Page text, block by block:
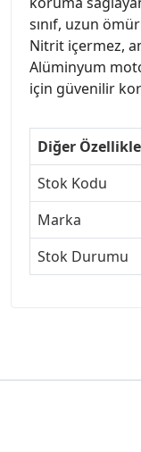
sınıf, uzun
Nitrit içermez,
Alüminyum
için güvenilir
Diğer
Stok Kodu
Marka
Stok Durumu